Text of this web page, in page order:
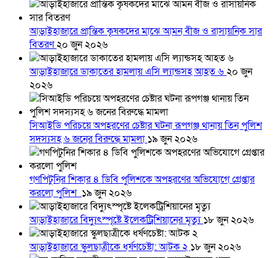
আড়াইহাজারে প্রান্তিক কৃষকদের মাঝে আমন বীজ ও রাসায়নিক সার
বিতরণ২০ জুন ২০২৬
আড়াইহাজারে ডাকাতের হামলায় এসি ল্যান্ডসহ আহত ৬২০ জুন
২০২৬
সিআইডি পরিচয়ে অপহরণের চেষ্টার ঘটনা রূপগঞ্জ থানায় তিন পুলিশ
সদস্যসহ ৬ জনের বিরুদ্ধে মামলা ১৯ জুন ২০২৬
গণপিটুনির শিকার ৪ ডিবি পুলিশকে অপহরণের অভিযোগে গ্রেপ্তার
করলো পুলিশ ১৯ জুন ২০২৬
আড়াইহাজারে বিদ্যুৎস্পৃষ্টে ইলেকট্রিশিয়ানের মৃত্যু১৮ জুন ২০২৬
আড়াইহাজারে স্কুলছাত্রীকে ধর্ষণচেষ্টা: আটক ২ ১৮ জুন ২০২৬